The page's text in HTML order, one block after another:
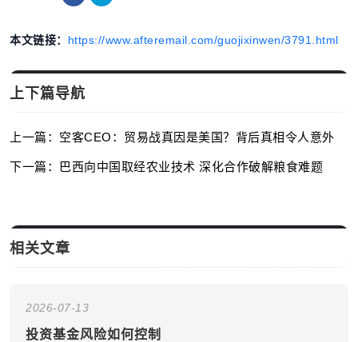
本文链接： https://www.afteremail.com/guojixinwen/3791.html
上下篇导航
上一篇：空客CEO：贸易战真因是美国？背后真相令人意外
下一篇：巴西向中国取经农业技术 深化合作破解粮食难题
相关文章
2026-07-13
投资基金风险如何控制